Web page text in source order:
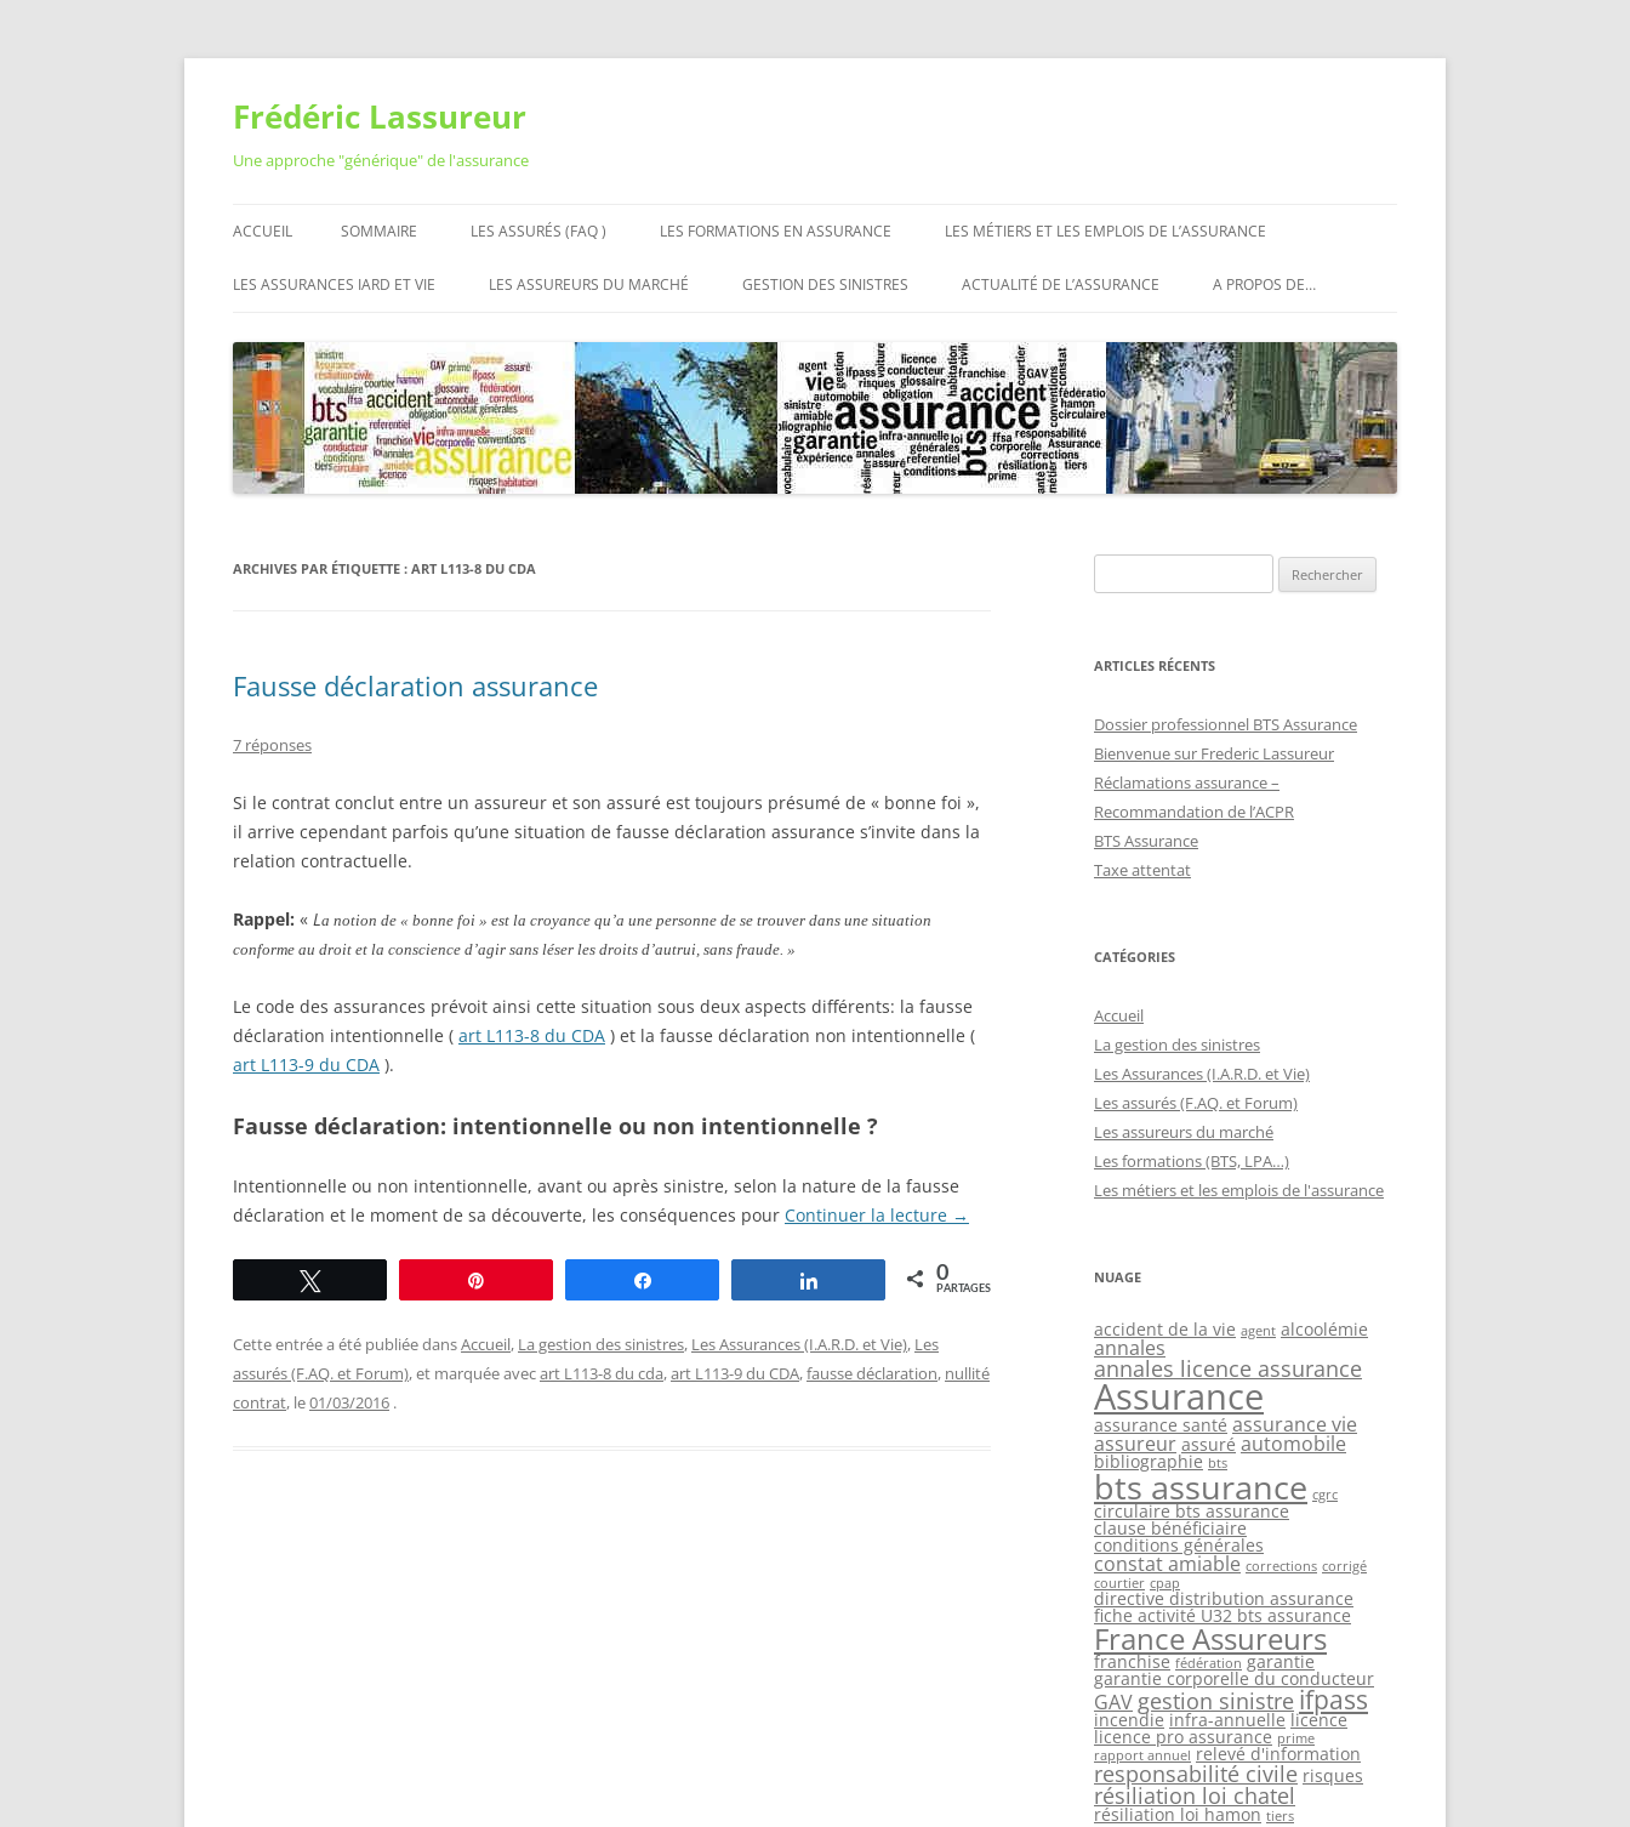
Aller
contenu
Frédéric Lassureur
Une approche "générique" de l'assurance
ACCUEIL SOMMAIRE LES ASSURÉS (FAQ )
RÉSILIER LES ASSURANCES
ASSURANCE
LES FORMATIONS EN ASSURANCE
BTS ASSURANCE BAC + 2
ASSURANCE BAC + 3
MASTERS ASSURANCE BAC + 5
LES MÉTIERS ET LES EMPLOIS DE L’ASSURANCE
LES MÉTIERS DE L’ASSURANCE
LES ASSURANCES IARD ET VIE
ASSURANCE HABITATION
MUTUELLE SANTÉ
ASSURANCE VIE
LES ASSUREURS DU MARCHÉ
L’ASSURANCE
LES ORGANISATIONS
PROFESSIONNELLES DE
L’ASSURANCE
GESTION DES SINISTRES ACTUALITÉ DE L’ASSURANCE A PROPOS DE…
ARCHIVES PAR ÉTIQUETTE : ART L113-8 DU CDA
Fausse déclaration assurance
7 réponses
Si le contrat conclut entre un assureur et son assuré est toujours présumé de « bonne foi »,
il arrive cependant parfois qu’une situation de fausse déclaration assurance s’invite dans la
relation contractuelle.
Rappel: « La notion de « bonne foi » est la croyance qu’a une personne de se trouver dans une situation
conforme au droit et la conscience d’agir sans léser les droits d’autrui, sans fraude. »
Le code des assurances prévoit ainsi cette situation sous deux aspects différents: la fausse
déclaration intentionnelle ( art L113-8 du CDA ) et la fausse déclaration non intentionnelle (
art L113-9 du CDA ).
Fausse déclaration: intentionnelle ou non intentionnelle ?
Intentionnelle ou non intentionnelle, avant ou après sinistre, selon la nature de la fausse
déclaration et le moment de sa découverte, les conséquences pour Continuer la lecture →
0
PARTAGES
Cette entrée a été publiée dansAccueil, La gestion des sinistres, Les Assurances (I.A.R.D. et Vie), Les
assurés (F.AQ. et Forum), et marquée avecart L113-8 du cda,art L113-9 du CDA,fausse déclaration, nullité
contrat, le01/03/2016 .
ARTICLES RÉCENTS
Dossier professionnel BTS Assurance
Bienvenue sur Frederic Lassureur
Réclamations assurance –
Recommandation de l’ACPR
BTS Assurance
Taxe attentat
CATÉGORIES
Accueil
La gestion des sinistres
Les Assurances (I.A.R.D. et Vie)
Les assurés (F.AQ. et Forum)
Les assureurs du marché
Les formations (BTS, LPA…)
Les métiers et les emplois de l'assurance
NUAGE
accident de la vie agent alcoolémie
annales
annales licence assurance
Assurance
assurance santé assurance vie
assureur assuré automobile
bibliographie bts
bts assurance cgrc
circulaire bts assurance
clause bénéficiaire
conditions générales
constat amiable corrections corrigé
courtier cpap
directive distribution assurance
fiche activité U32 bts assurance
France Assureurs
franchise fédération garantie
garantie corporelle du conducteur
GAV gestion sinistre ifpass
incendie infra-annuelle licence
licence pro assurance prime
rapport annuel relevé d'information
responsabilité civile risques
résiliation loi chatel
résiliation loi hamon tiers